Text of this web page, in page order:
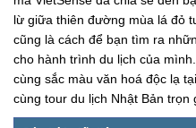
lừ giữa thiên đường mùa lá đỏ
cũng là cách để bạn tìm ra
cho hành trình du lịch của
cùng sắc màu văn hoá độc lạ
cùng tour du lịch Nhật Bản trọn